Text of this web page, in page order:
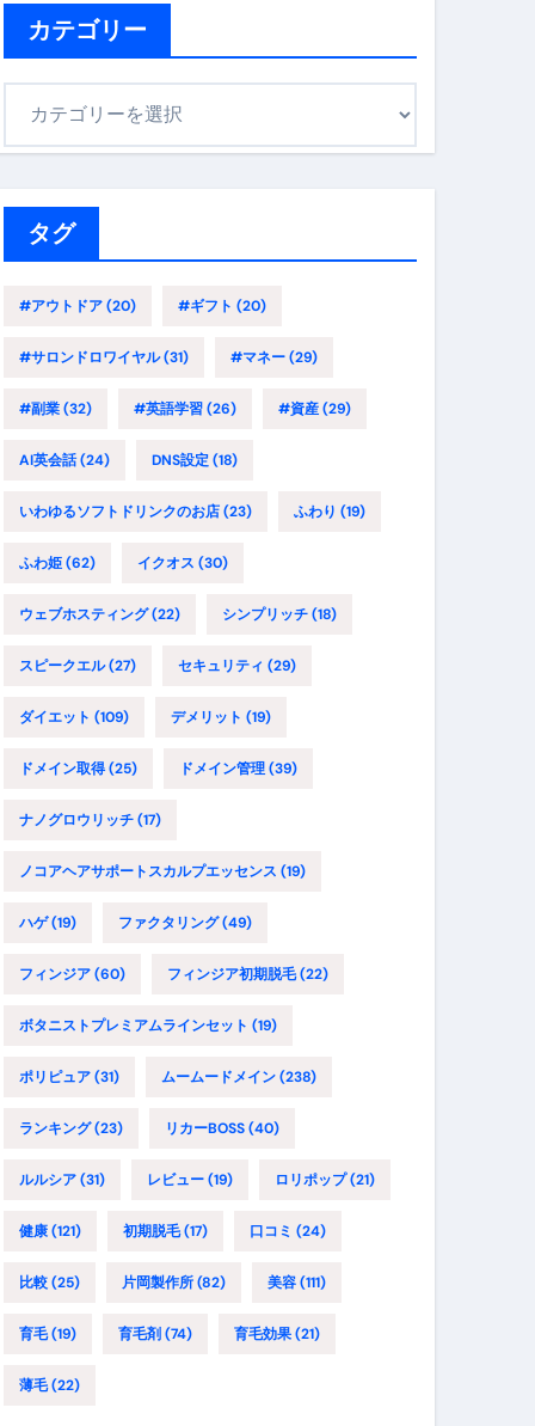
散り対策の選び方
に“満足度MAX”で食べるコツ
カテゴリー
タグ
#アウトドア(20) #ギフト (20)
#サロンドロワイヤル(31) #マネー(29)
#副業(32) #英語学習(26) #資産(29)
AI英会話(24) DNS設定(18)
いわゆるソフトドリンクのお店(23) ふわり (19)
ふわ姫(62) イクオス (30)
ウェブホスティング(22) シンプリッチ(18)
スピークエル(27) セキュリティ (29)
ダイエット (109) デメリット (19)
ドメイン取得(25) ドメイン管理(39)
ナノグロウリッチ(17)
ノコアヘアサポートスカルプエッセンス (19)
ハゲ(19) ファクタリング(49)
フィンジア(60) フィンジア初期脱毛(22)
ボタニストプレミアムラインセット (19)
ポリピュア(31) ムームードメイン(238)
ランキング(23) リカーBOSS(40)
ルルシア(31) レビュー(19) ロリポップ(21)
健康(121) 初期脱毛(17) 口コミ (24)
比較(25) 片岡製作所(82) 美容(111)
育毛(19) 育毛剤 (74) 育毛効果(21)
薄毛(22)